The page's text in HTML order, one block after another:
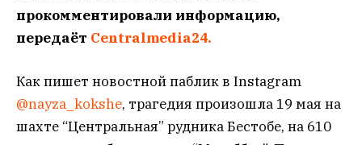
прокомментировали информацию,
передаёт Centralmedia24.
Как пишет новостной паблик в Instagram
@nayza_kokshe, трагедия произошла 19 мая на
шахте “Центральная” рудника Бестобе, на 610